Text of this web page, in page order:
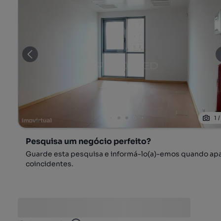
1
Pesquisa um negócio perfeito?
Guarde esta pesquisa e informá-lo(a)-emos quando
coincidentes.